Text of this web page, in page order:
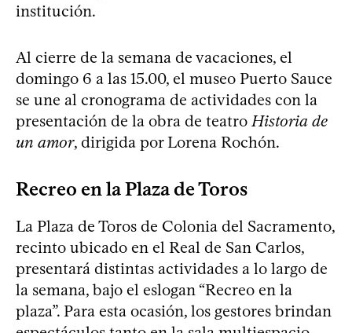
institución.
Al cierre de la semana de vacaciones, el
domingo 6 a las 15.00, el museo Puerto Sauce
se une al cronograma de actividades con la
presentación de la obra de teatro Historia de
un amor, dirigida por Lorena Rochón.
Recreo en la Plaza de Toros
La Plaza de Toros de Colonia del Sacramento,
recinto ubicado en el Real de San Carlos,
presentará distintas actividades a lo largo de
la semana, bajo el eslogan “Recreo en la
plaza”. Para esta ocasión, los gestores brindan